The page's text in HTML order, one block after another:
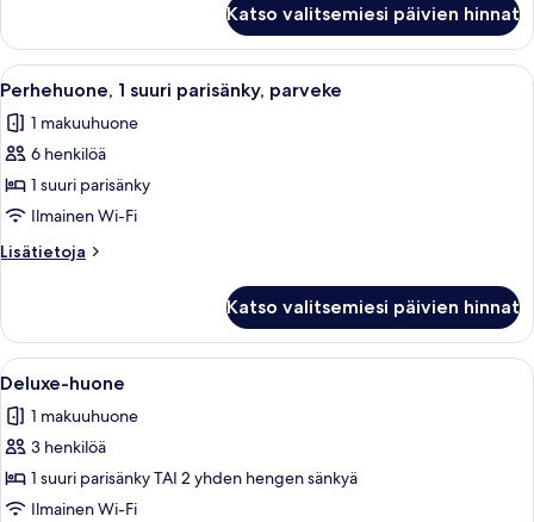
parveke
kuvat
suuri
parisänky,
tupakointi
parveke
Katso valitsemiesi päivien hinnat
Avaa
kaikki
huonetyypin
Perhehuone,
1
suuri
parisänky,
parveke
Parveke, jolta avautuu näkymä
6
Perhehuone, 1 suuri parisänky, parveke
1 makuuhuone
6 henkilöä
1 suuri parisänky
Ilmainen Wi-Fi
Lisätietoja
Lisätietoja
suuri
parisänky,
parveke
Katso valitsemiesi päivien hinnat
Avaa
kaikki
huonetyypin
Deluxe-
huone
kuvat
Hotellihuone, jossa on kaksi
3
Deluxe-huone
1 makuuhuone
3 henkilöä
1 suuri parisänky TAI 2 yhden hengen sänkyä
Ilmainen Wi-Fi